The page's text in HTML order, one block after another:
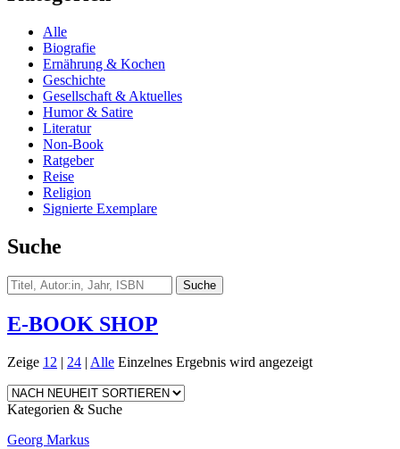
Alle
Biografie
Ernährung & Kochen
Geschichte
Gesellschaft & Aktuelles
Humor & Satire
Literatur
Non-Book
Ratgeber
Reise
Religion
Signierte Exemplare
Suche
E-BOOK SHOP
Zeige 12 | 24 | Alle Einzelnes Ergebnis wird angezeigt
Kategorien & Suche
Georg Markus